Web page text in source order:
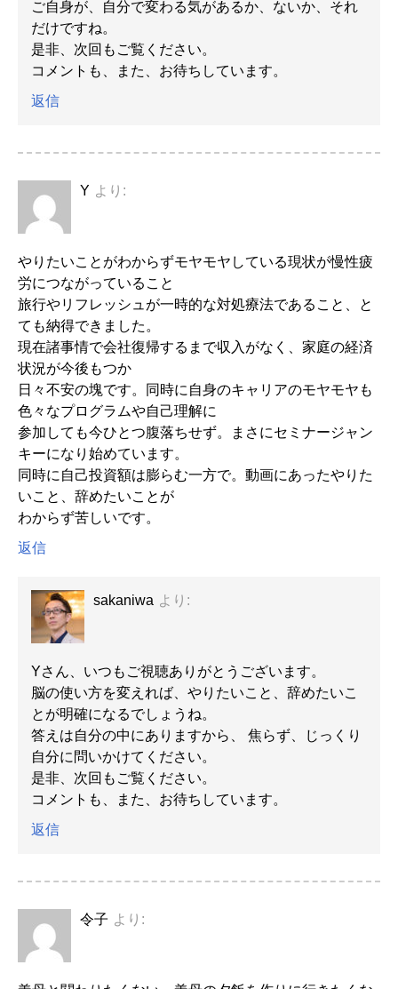
ご自身が、自分で変わる気があるか、ないか、それ
だけですね。
是非、次回もご覧ください。
コメントも、また、お待ちしています。
返信
Y より:
やりたいことがわからずモヤモヤしている現状が慢性疲
労につながっていること
旅行やリフレッシュが一時的な対処療法であること、と
ても納得できました。
現在諸事情で会社復帰するまで収入がなく、家庭の経済
状況が今後もつか
日々不安の塊です。同時に自身のキャリアのモヤモヤも
色々なプログラムや自己理解に
参加しても今ひとつ腹落ちせず。まさにセミナージャン
キーになり始めています。
同時に自己投資額は膨らむ一方で。動画にあったやりた
いこと、辞めたいことが
わからず苦しいです。
返信
sakaniwa より:
Yさん、いつもご視聴ありがとうございます。
脳の使い方を変えれば、やりたいこと、辞めたいこ
とが明確になるでしょうね。
答えは自分の中にありますから、 焦らず、じっくり
自分に問いかけてください。
是非、次回もご覧ください。
コメントも、また、お待ちしています。
返信
令子 より: